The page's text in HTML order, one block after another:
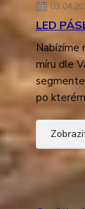
LED
Nabízíme
míru dle
po